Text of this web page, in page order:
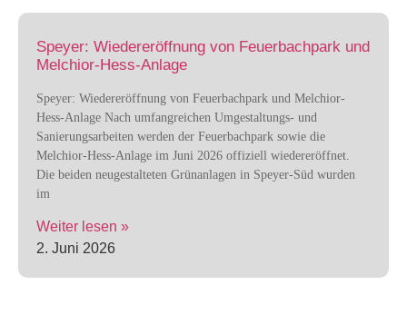
Speyer: Wiedereröffnung von Feuerbachpark und
Melchior-Hess-Anlage
Speyer: Wiedereröffnung von Feuerbachpark und Melchior-
Hess-Anlage Nach umfangreichen Umgestaltungs- und
Sanierungsarbeiten werden der Feuerbachpark sowie die
Melchior-Hess-Anlage im Juni 2026 offiziell wiedereröffnet.
Die beiden neugestalteten Grünanlagen in Speyer-Süd wurden
im
Weiter lesen »
2. Juni 2026